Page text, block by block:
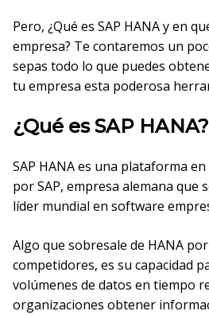
Pero, ¿Qué es SAP HANA y en
empresa? Te contaremos un
sepas todo lo que puedes
tu empresa esta poderosa
¿Qué es SAP HANA?
SAP HANA es una plataforma
por SAP, empresa alemana que
líder mundial en software
Algo que sobresale de HANA
competidores, es su capacidad
volúmenes de datos en tiempo
organizaciones obtener